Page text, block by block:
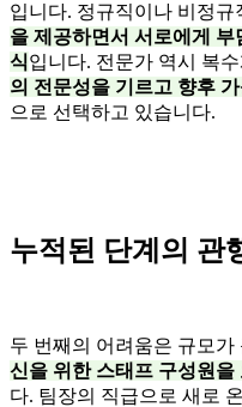
입니다. 정규직이나 비정규
을 제공하면서 서로에게
식입니다. 전문가 역시 복
의 전문성을 기르고 향후
으로 선택하고 있습니다.
누적된 단계의 관
두 번째의 어려움은 규모가
신을 위한 스태프 구성원을
다. 팀장의 직급으로 새로